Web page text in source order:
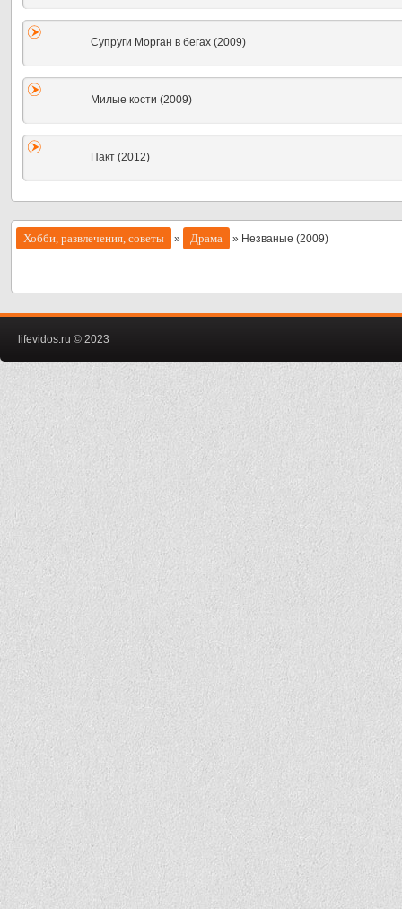
Супруги Морган в бегах (2009)
Милые кости (2009)
Пакт (2012)
Хобби, развлечения, советы » Драма » Незваные (2009)
lifevidos.ru © 2023